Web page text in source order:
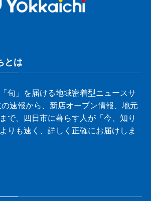
とは
旬」を届ける地域密着型ニュースサ
速報から、新店オープン情報、地元
で、四日市に暮らす人が「今、知り
りも速く、詳しく正確にお届けしま